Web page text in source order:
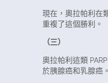
現在，奧拉帕利在
重複了這個勝利。
（三）
奧拉帕利這類 PARP
於胰腺癌和乳腺癌。